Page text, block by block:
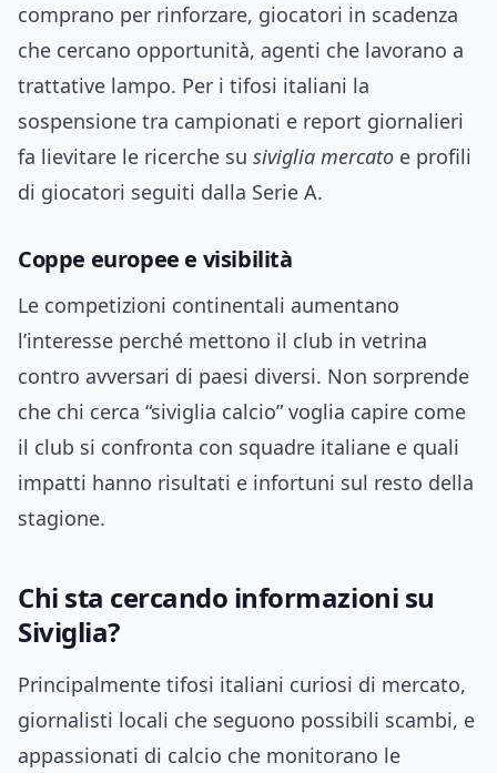
comprano per rinforzare, giocatori in scadenza
che cercano opportunità, agenti che lavorano a
trattative lampo. Per i tifosi italiani la
sospensione tra campionati e report giornalieri
fa lievitare le ricerche su siviglia mercato e profili
di giocatori seguiti dalla Serie A.
Coppe europee e visibilità
Le competizioni continentali aumentano
l’interesse perché mettono il club in vetrina
contro avversari di paesi diversi. Non sorprende
che chi cerca “siviglia calcio” voglia capire come
il club si confronta con squadre italiane e quali
impatti hanno risultati e infortuni sul resto della
stagione.
Chi sta cercando informazioni su
Siviglia?
Principalmente tifosi italiani curiosi di mercato,
giornalisti locali che seguono possibili scambi, e
appassionati di calcio che monitorano le